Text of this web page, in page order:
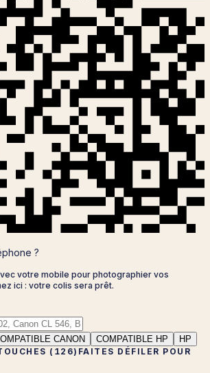
?
votre mobile pour photographier vos
ici : votre colis sera prêt.
CANON COMPATIBLE HP
HP
(126) FAITES DÉFILER POUR